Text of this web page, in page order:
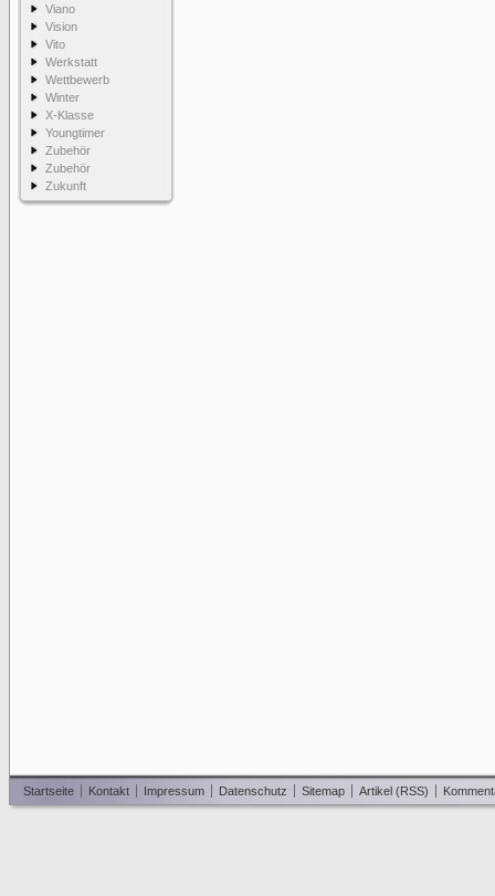
Viano
Vision
Vito
Werkstatt
Wettbewerb
Winter
X-Klasse
Youngtimer
Zubehör
Zubehör
Zukunft
Startseite Kontakt Impressum Datenschutz Sitemap Artikel (RSS)